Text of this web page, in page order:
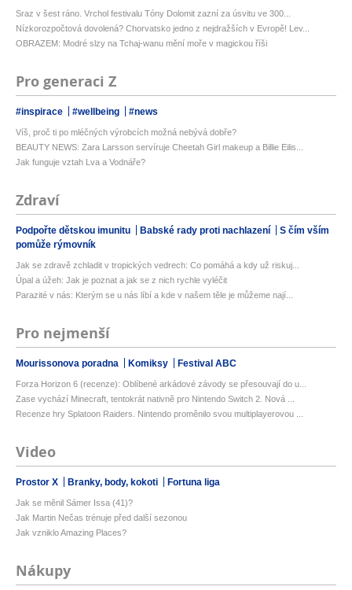
Sraz v šest ráno. Vrchol festivalu Tóny Dolomit zazní za úsvitu ve 300...
Nízkorozpočtová dovolená? Chorvatsko jedno z nejdražších v Evropě! Lev...
OBRAZEM: Modré slzy na Tchaj-wanu mění moře v magickou říši
Pro generaci Z
#inspirace #wellbeing #news
Víš, proč ti po mléčných výrobcích možná nebývá dobře?
BEAUTY NEWS: Zara Larsson servíruje Cheetah Girl makeup a Billie Eilis...
Jak funguje vztah Lva a Vodnáře?
Zdraví
Podpořte dětskou imunitu Babské rady proti nachlazení
S čím vším
pomůže rýmovník
Jak se zdravě zchladit v tropických vedrech: Co pomáhá a kdy už riskuj...
Úpal a úžeh: Jak je poznat a jak se z nich rychle vyléčit
Parazité v nás: Kterým se u nás líbí a kde v našem těle je můžeme nají...
Pro nejmenší
Mourissonova poradna Komiksy Festival ABC
Forza Horizon 6 (recenze): Oblíbené arkádové závody se přesouvají do u...
Zase vychází Minecraft, tentokrát nativně pro Nintendo Switch 2. Nová ...
Recenze hry Splatoon Raiders. Nintendo proměnilo svou multiplayerovou ...
Video
Prostor X Branky, body, kokoti Fortuna liga
Jak se měnil Sámer Issa (41)?
Jak Martin Nečas trénuje před další sezonou
Jak vzniklo Amazing Places?
Nákupy